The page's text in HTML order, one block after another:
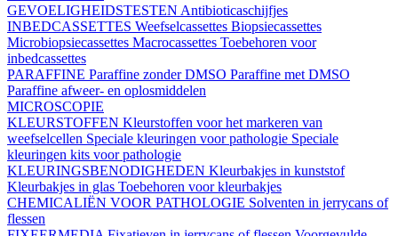
GEVOELIGHEIDSTESTEN Antibioticaschijfjes
INBEDCASSETTES Weefselcassettes Biopsiecassettes
Microbiopsiecassettes Macrocassettes Toebehoren voor
inbedcassettes
PARAFFINE Paraffine zonder DMSO Paraffine met DMSO
Paraffine afweer- en oplosmiddelen
MICROSCOPIE
KLEURSTOFFEN Kleurstoffen voor het markeren van
weefselcellen Speciale kleuringen voor pathologie Speciale
kleuringen kits voor pathologie
KLEURINGSBENODIGHEDEN Kleurbakjes in kunststof
Kleurbakjes in glas Toebehoren voor kleurbakjes
CHEMICALIËN VOOR PATHOLOGIE Solventen in jerrycans of
flessen